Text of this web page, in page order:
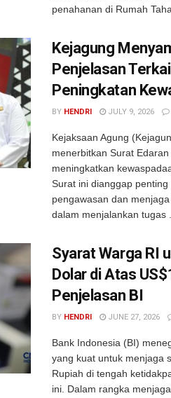
penahanan di Rumah
Kejagung
Penjelasan
Peningkatan
BY HENDRI JULY 9, 2026
Kejaksaan Agung
menerbitkan Surat
meningkatkan
Surat ini dianggap
pengawasan dan
dalam menjalankan tugas ...
Syarat Warga RI
Dolar di Atas
Penjelasan BI
BY HENDRI JUNE 27, 2026
Bank Indonesia (BI)
yang kuat untuk menjaga
Rupiah di tengah
ini. Dalam rangka